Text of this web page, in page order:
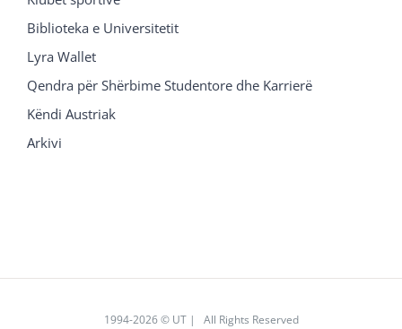
Biblioteka e Universitetit
Lyra Wallet
Qendra për Shërbime Studentore dhe Karrierë
Këndi Austriak
Arkivi
1994-2026 © UT | All Rights Reserved